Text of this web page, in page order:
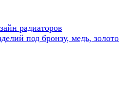
радиаторов
под бронзу, медь, золото